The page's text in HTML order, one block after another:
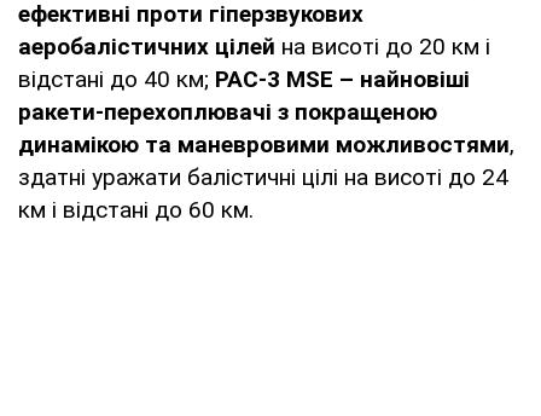
ефективні проти гіперзвукових
аеробалістичних цілей на висоті до 20 км і
відстані до 40 км; PAC-3 MSE – найновіші
ракети-перехоплювачі з покращеною
динамікою та маневровими можливостями,
здатні уражати балістичні цілі на висоті до 24
км і відстані до 60 км.